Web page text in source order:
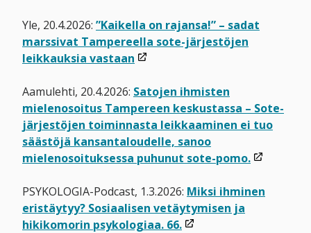
uuteen
ikkunaan)
Yle, 20.4.2026: ”Kaikella on rajansa!” – sadat
marssivat Tampereella sote-järjestöjen
leikkauksia vastaan (linkki
uuteen
ikkunaan)
Aamulehti, 20.4.2026: Satojen ihmisten
mielenosoitus Tampereen keskustassa – Sote-
järjestöjen toiminnasta leikkaaminen ei tuo
säästöjä kansantaloudelle, sanoo
mielenosoituksessa puhunut sote-pomo.(linkki
uuteen
PSYKOLOGIA-Podcast, 1.3.2026: Miksi ihminen
eristäytyy? Sosiaalisen vetäytymisen ja
hikikomorin psykologiaa. 66.(linkki